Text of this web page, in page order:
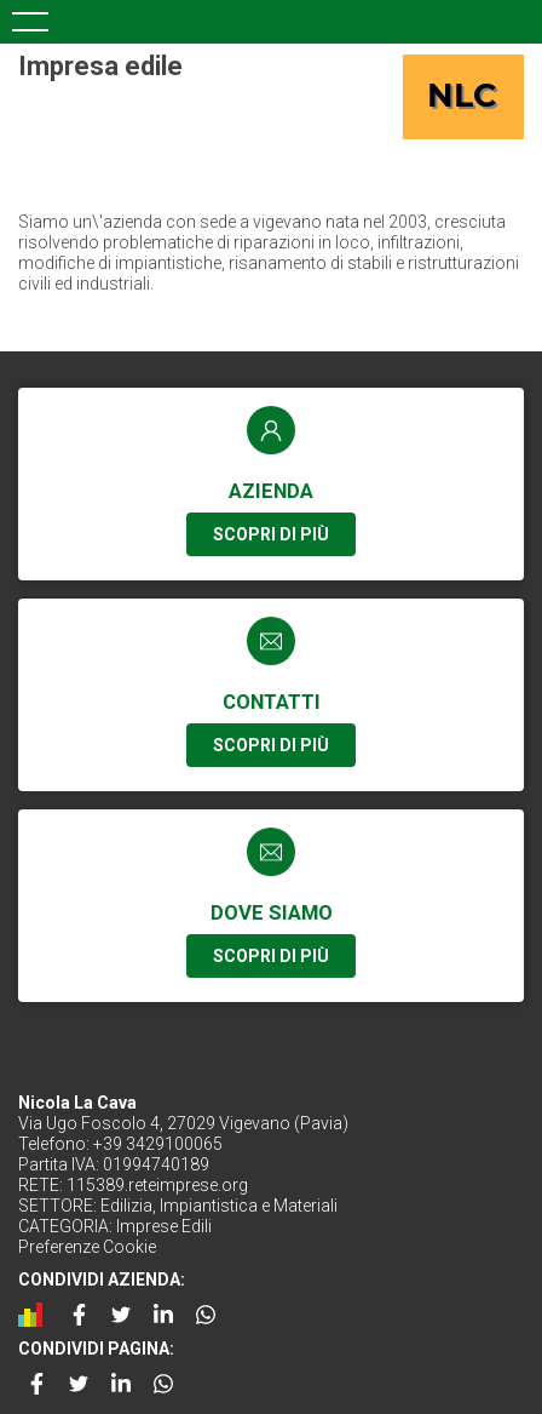
Impresa edile
Siamo un\'azienda con sede a vigevano nata nel 2003, cresciuta
risolvendo problematiche di riparazioni in loco, infiltrazioni,
modifiche di impiantistiche, risanamento di stabili e ristrutturazioni
civili ed industriali.
AZIENDA
SCOPRI DI PIÙ
CONTATTI
SCOPRI DI PIÙ
DOVE SIAMO
SCOPRI DI PIÙ
Nicola La Cava
Via Ugo Foscolo 4, 27029 Vigevano (Pavia)
Telefono: +39 3429100065
Partita IVA: 01994740189
RETE: 115389.reteimprese.org
SETTORE: Edilizia, Impiantistica e Materiali
CATEGORIA: Imprese Edili
Preferenze Cookie
CONDIVIDI AZIENDA:
CONDIVIDI PAGINA: